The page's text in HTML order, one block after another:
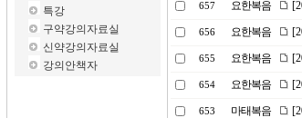
특강
구약강의자료실
신약강의자료실
강의안책자
657 요한복음
656 요한복음
655 요한복음
654 요한복음
653 마태복음